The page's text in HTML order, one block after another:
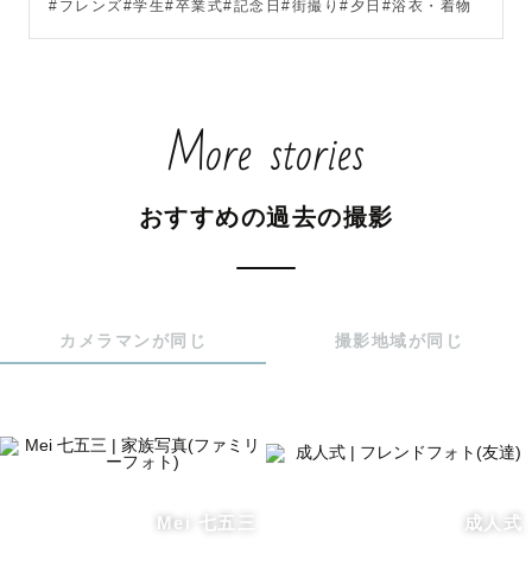
い」
という方も大歓迎です。私から提案させて頂きながら撮影
#フレンズ#学生#卒業式#記念日#街撮り#夕日#浴衣・着物
More stories
おすすめの過去の撮影
カメラマンが同じ 撮影地域が同じ
Mei 七五三 成人式